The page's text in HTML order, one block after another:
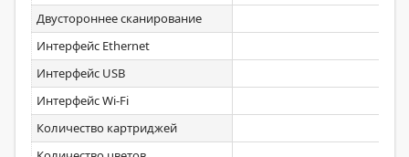
Двустороннее сканирование
Интерфейс Ethernet
Интерфейс USB
Интерфейс Wi-Fi
Количество картриджей